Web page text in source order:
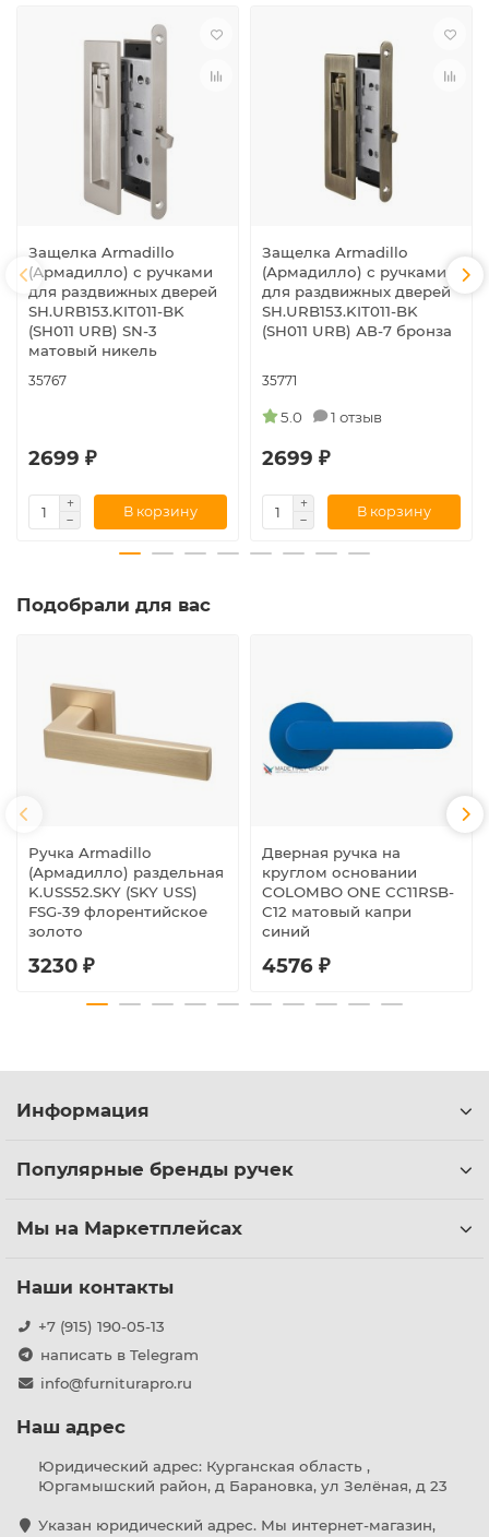
Защелка Armadillo
(Армадилло) с ручками
для раздвижных дверей
SH.URB153.KIT011-BK
(SH011 URB) SN-3
матовый никель
35767
2699 ₽
В корзину
Защелка Armadillo
(Армадилло) с ручками
для раздвижных дверей
SH.URB153.KIT011-BK
(SH011 URB) АВ-7 бронза
35771
5.0 1 отзыв
2699 ₽
В корзину
Подобрали для вас
Ручка Armadillo
(Армадилло) раздельная
K.USS52.SKY (SKY USS)
FSG-39 флорентийское
золото
3230 ₽
Дверная ручка на
круглом основании
COLOMBO ONE CC11RSB-
C12 матовый капри
синий
4576 ₽
Информация
Популярные бренды ручек
Мы на Маркетплейсах
Наши контакты
+7 (915) 190-05-13
написать в Telegram
info@furniturapro.ru
Наш адрес
Юридический адрес: Курганская область ,
Юргамышский район, д Барановка, ул Зелёная, д 23
Указан юридический адрес. Мы интернет-магазин,